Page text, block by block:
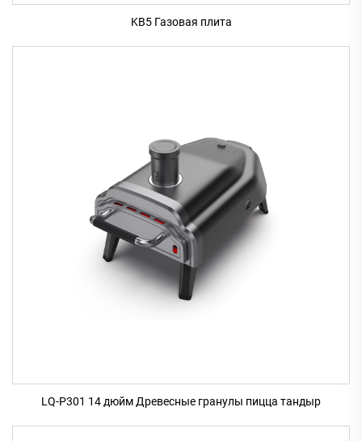
KB5 Газовая плита
LQ-P301 14 дюйм Древесные гранулы пицца тандыр